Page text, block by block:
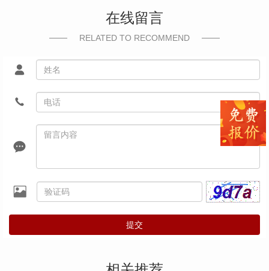
在线留言
RELATED TO RECOMMEND
提交